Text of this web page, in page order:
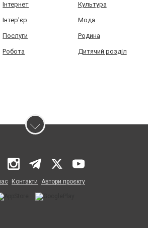
Інтернет Культура
Інтер'єр Мода
Послуги Родина
Робота Дитячий розділ
Контакти Автори проєкту